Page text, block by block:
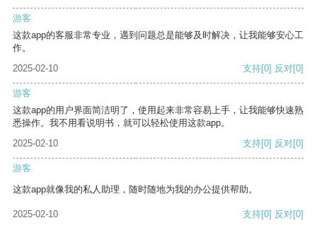
游客
这款app的客服非常专业，遇到问题总是能够及时解决，让我能够安心工
作。
2025-02-10
支持[0] 反对[0]
游客
这款app的用户界面简洁明了，使用起来非常容易上手，让我能够快速熟
悉操作。我不用看说明书，就可以轻松使用这款app。
2025-02-10
支持[0] 反对[0]
游客
这款app就像我的私人助理，随时随地为我的办公提供帮助。
2025-02-10 支持[0] 反对[0]